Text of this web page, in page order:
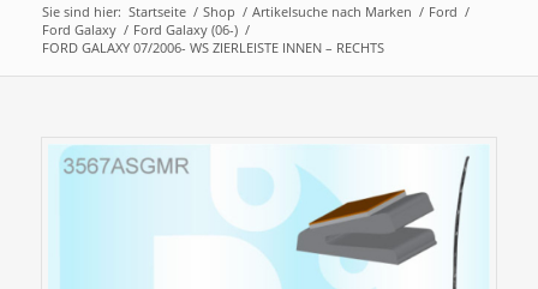
Sie sind hier: Startseite / Shop / Artikelsuche nach Marken / Ford /
Ford Galaxy / Ford Galaxy (06-) /
FORD GALAXY 07/2006- WS ZIERLEISTE INNEN – RECHTS